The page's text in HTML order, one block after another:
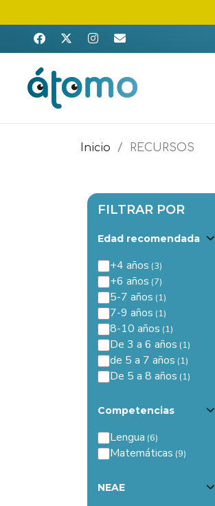
Inicio RECURSOS
FILTRAR POR
Edad recomendada
+4 años
+6 años
5-7 años
7-9 años
8-10 años
De 3 a 6 años
de 5 a 7 años
De 5 a 8 años
Competencias
Lengua
Matemáticas
NEAE